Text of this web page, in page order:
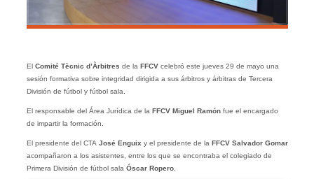
El Comité Tècnic d’Àrbitres de la FFCVcelebró este jueves 29 de mayo una
sesión formativa sobre integridad dirigida a sus árbitros y árbitras de Tercera
División de fútbol y fútbol sala.
El responsable del Área Jurídica de la FFCV Miguel Ramónfue el encargado
de impartir la formación.
El presidente del CTA José Enguix y el presidente de la FFCV Salvador Gomar
acompañaron a los asistentes, entre los que se encontraba el colegiado de
Primera División de fútbol sala Óscar Ropero.